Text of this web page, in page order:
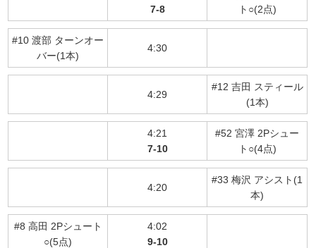
7-8
ト○(2点)
#10 渡部 ターンオー
バー(1本)
4:30
4:29
#12 吉田 スティール
(1本)
4:21
7-10
#52 宮澤 2Pシュー
ト○(4点)
4:20
#33 梅沢 アシスト(1
本)
#8 高田 2Pシュート
○(5点)
4:02
9-10